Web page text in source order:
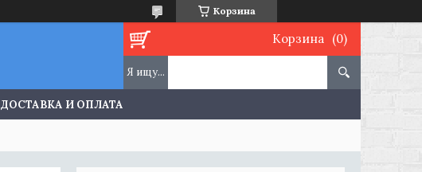
Корзина
Корзина
ДОСТАВКА И ОПЛАТА